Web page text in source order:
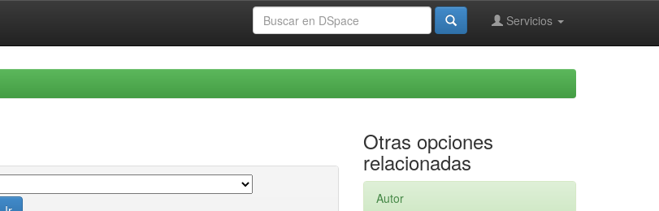
Servicios
Otras opciones
relacionadas
Autor